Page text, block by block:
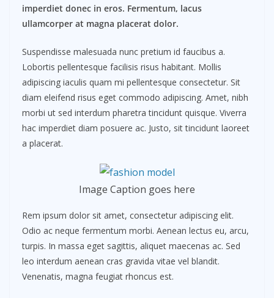
imperdiet donec in eros. Fermentum, lacus
ullamcorper at magna placerat dolor.
Suspendisse malesuada nunc pretium id faucibus a.
Lobortis pellentesque facilisis risus habitant. Mollis
adipiscing iaculis quam mi pellentesque consectetur. Sit
diam eleifend risus eget commodo adipiscing. Amet, nibh
morbi ut sed interdum pharetra tincidunt quisque. Viverra
hac imperdiet diam posuere ac. Justo, sit tincidunt laoreet
a placerat.
Image Caption goes here
Rem ipsum dolor sit amet, consectetur adipiscing elit.
Odio ac neque fermentum morbi. Aenean lectus eu, arcu,
turpis. In massa eget sagittis, aliquet maecenas ac. Sed
leo interdum aenean cras gravida vitae vel blandit.
Venenatis, magna feugiat rhoncus est.